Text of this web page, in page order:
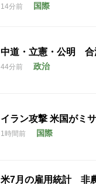
14分前 国際
中道・立憲・公明 合
44分前 政治
イラン攻撃 米国がミ
1時間前 国際
米7月の雇用統計 非